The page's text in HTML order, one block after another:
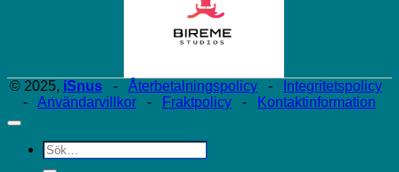
© 2025, iSnus - Återbetalningspolicy -
Integritetspolicy
- Användarvillkor - Fraktpolicy - Kontaktinformation
Sök
efter: